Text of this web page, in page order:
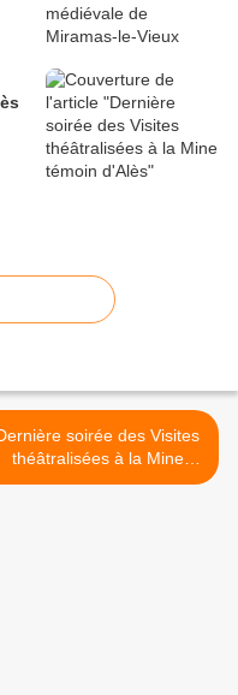
soirée des Visites
théâtralisées à la Mine
témoin d'Alès >